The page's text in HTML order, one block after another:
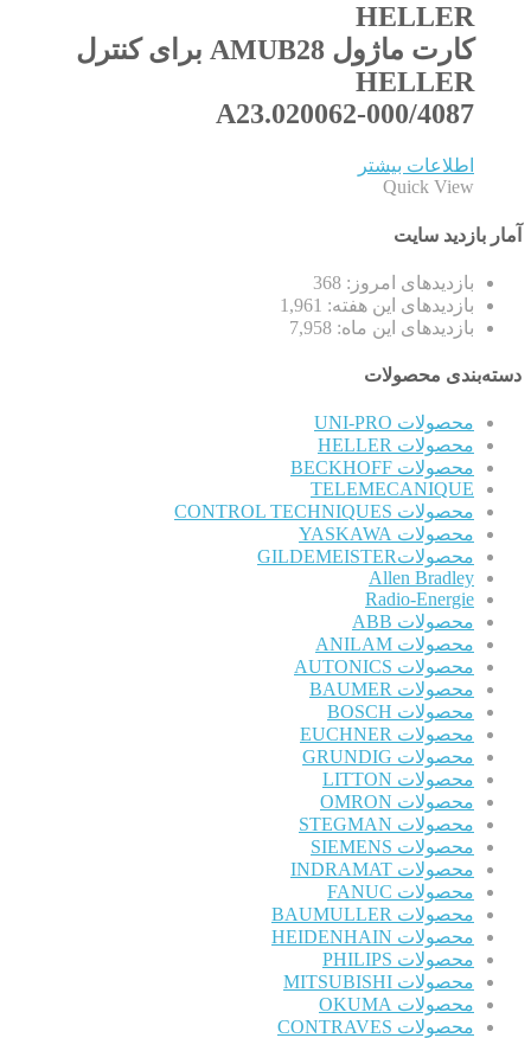
HELLER
کارت ماژول AMUB28 برای کنترل
HELLER
A23.020062-000/4087
اطلاعات بیشتر
Quick View
آمار بازدید سایت
بازدیدهای امروز: 368
بازدیدهای این هفته: 1,961
بازدیدهای این ماه: 7,958
دسته‌بندی محصولات
محصولات UNI-PRO
محصولات HELLER
محصولات BECKHOFF
TELEMECANIQUE
محصولات CONTROL TECHNIQUES
محصولات YASKAWA
محصولاتGILDEMEISTER
Allen Bradley
Radio-Energie
محصولات ABB
محصولات ANILAM
محصولات AUTONICS
محصولات BAUMER
محصولات BOSCH
محصولات EUCHNER
محصولات GRUNDIG
محصولات LITTON
محصولات OMRON
محصولات STEGMAN
محصولات SIEMENS
محصولات INDRAMAT
محصولات FANUC
محصولات BAUMULLER
محصولات HEIDENHAIN
محصولات PHILIPS
محصولات MITSUBISHI
محصولات OKUMA
محصولات CONTRAVES